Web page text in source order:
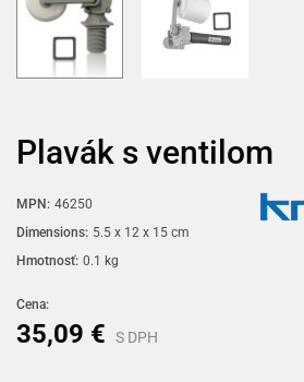
Plavák s ventilom
MPN: 46250
Dimensions: 5.5 x 12 x 15 cm
Hmotnosť: 0.1 kg
Cena:
35,09 € S DPH